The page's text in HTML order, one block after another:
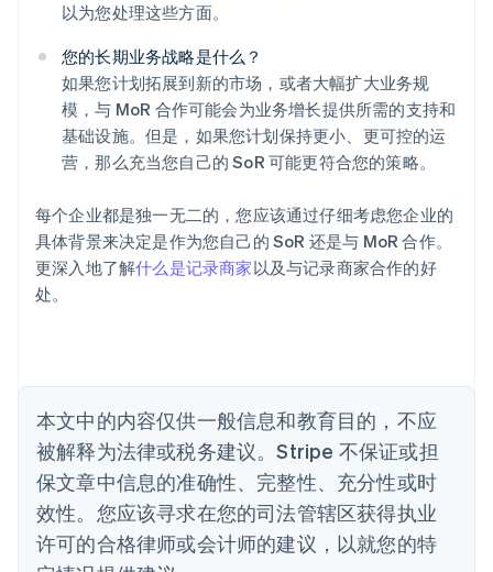
以为您处理这些方面。
您的长期业务战略是什么？
如果您计划拓展到新的市场，或者大幅扩大业务规
模，与 MoR 合作可能会为业务增长提供所需的支持和
基础设施。但是，如果您计划保持更小、更可控的运
营，那么充当您自己的 SoR 可能更符合您的策略。
每个企业都是独一无二的，您应该通过仔细考虑您企业的
具体背景来决定是作为您自己的 SoR 还是与 MoR 合作。
更深入地了解什么是记录商家以及与记录商家合作的好
处。
本文中的内容仅供一般信息和教育目的，不应
被解释为法律或税务建议。Stripe 不保证或担
保文章中信息的准确性、完整性、充分性或时
效性。您应该寻求在您的司法管辖区获得执业
许可的合格律师或会计师的建议，以就您的特
阿联酋
English
爱尔兰
English
爱沙尼亚
English
澳大利亚
English
巴西
English
丹麦
English
德国
DeutschEnglish
法国
FrançaisEnglish